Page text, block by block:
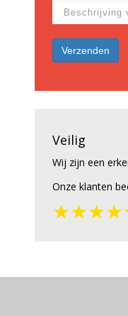
Veilig
Wij zijn een
Onze klanten